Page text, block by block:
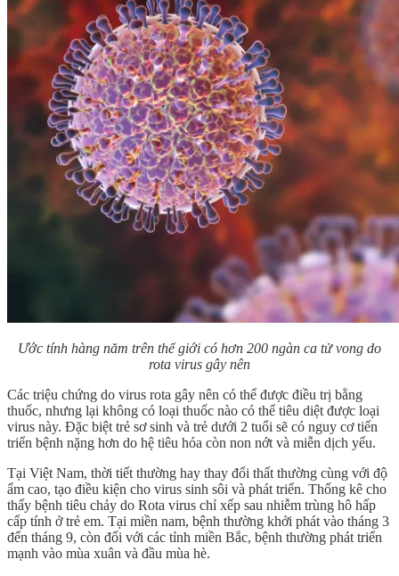
Ước tính hàng năm trên thế giới có hơn 200 ngàn ca tử vong do
rota virus gây nên
Các triệu chứng do virus rota gây nên có thể được điều trị bằng
thuốc, nhưng lại không có loại thuốc nào có thể tiêu diệt được loại
virus này. Đặc biệt trẻ sơ sinh và trẻ dưới 2 tuổi sẽ có nguy cơ tiến
triển bệnh nặng hơn do hệ tiêu hóa còn non nớt và miễn dịch yếu.
Tại Việt Nam, thời tiết thường hay thay đổi thất thường cùng với độ
ẩm cao, tạo điều kiện cho virus sinh sôi và phát triển. Thống kê cho
thấy bệnh tiêu chảy do Rota virus chỉ xếp sau nhiễm trùng hô hấp
cấp tính ở trẻ em. Tại miền nam, bệnh thường khởi phát vào tháng 3
đến tháng 9, còn đối với các tỉnh miền Bắc, bệnh thường phát triển
mạnh vào mùa xuân và đầu mùa hè.